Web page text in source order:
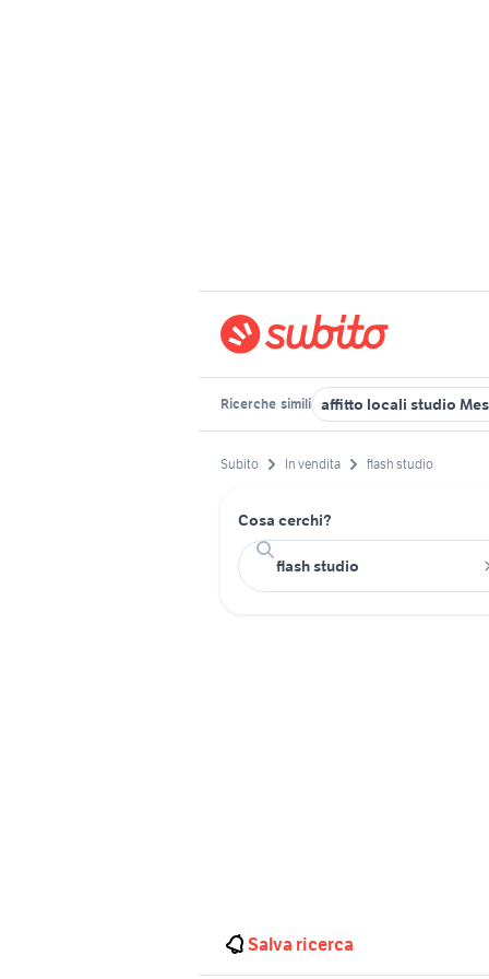
Ricerche simili affitto locali studio
Subito In vendita flash studio
Cosa cerchi?
Salva ricerca